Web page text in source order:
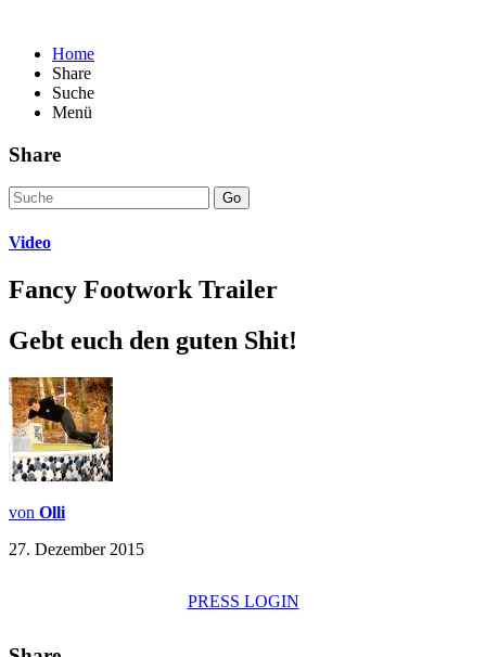
Home
Share
Suche
Menü
Share
Go
Video
Fancy Footwork Trailer
Gebt euch den guten Shit!
von Olli
27. Dezember 2015
PRESS LOGIN